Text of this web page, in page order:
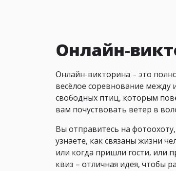
Онлайн-
Онлайн-викторина – это
весёлое соревнование между
свободных птиц, которым
вам почуствовать ветер в
Вы отправитесь на
узнаете, как связаны жизни
или когда пришли гости, или
квиз – отличная идея, чтобы